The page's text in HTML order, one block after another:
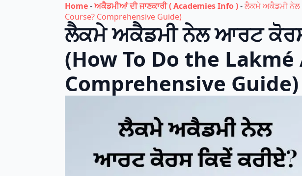
Home-ਅਕੈਡਮੀਆਂ ਦੀ ਜਾਣਕਾਰੀ ( Academies Info )-ਲੈਕਮੇ ਅਕੈਡਮੀ ਨੇਲ
Course? Comprehensive Guide)
ਲੈਕਮੇ ਅਕੈਡਮੀ ਨੇਲ ਆਰਟ
(How To Do the
Comprehensive Guide)